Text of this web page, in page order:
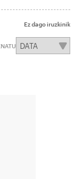
Ez dago iruzkinik